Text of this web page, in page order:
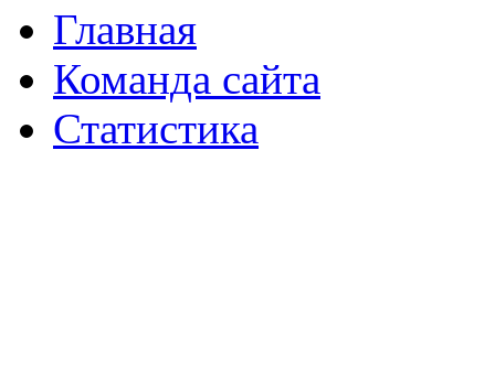
Главная
Команда сайта
Статистика